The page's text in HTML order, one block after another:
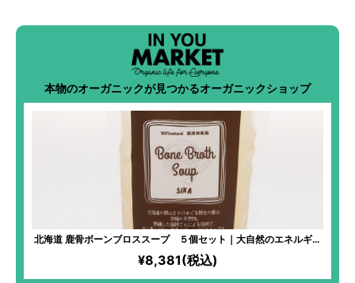
本物のオーガニックが見つかるオーガニックショップ
北海道 鹿骨ボーンブロススープ ５個セット｜大自然のエネルギー
を身体に 風味とコクのバランスのとれた味わい
¥8,381(税込)